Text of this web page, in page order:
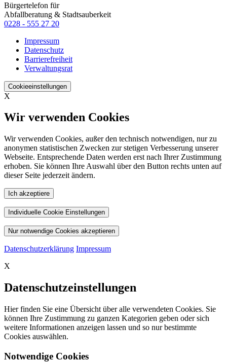
Bürgertelefon für
Abfallberatung & Stadtsauberkeit
0228 - 555 27 20
Impressum
Datenschutz
Barrierefreiheit
Verwaltungsrat
Cookieeinstellungen
X
Wir verwenden Cookies
Wir verwenden Cookies, außer den technisch notwendigen, nur zu
anonymen statistischen Zwecken zur stetigen Verbesserung unserer
Webseite. Entsprechende Daten werden erst nach Ihrer Zustimmung
erhoben. Sie können Ihre Auswahl über den Button rechts unten auf
dieser Seite jederzeit ändern.
Ich akzeptiere
Individuelle Cookie Einstellungen
Nur notwendige Cookies akzeptieren
Datenschutzerklärung Impressum
X
Datenschutzeinstellungen
Hier finden Sie eine Übersicht über alle verwendeten Cookies. Sie
können Ihre Zustimmung zu ganzen Kategorien geben oder sich
weitere Informationen anzeigen lassen und so nur bestimmte
Cookies auswählen.
Notwendige Cookies